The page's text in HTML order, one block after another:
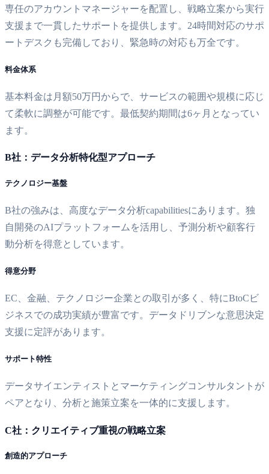
専任のアカウントマネージャーを配置し、戦略立案から実行
支援まで一貫したサポートを提供します。24時間対応のサポ
ートデスクも完備しており、緊急時の対応も万全です。
料金体系
基本料金は月額50万円からで、サービスの範囲や規模に応じ
て柔軟に調整が可能です。最低契約期間は6ヶ月となってい
ます。
B社：データ分析特化型アプローチ
テクノロジー基盤
B社の強みは、高度なデータ分析capabilitiesにあります。独
自開発のAIプラットフォームを活用し、予測分析や顧客行
動分析を得意としています。
得意分野
EC、金融、テクノロジー企業との取引が多く、特にBtoCビ
ジネスでの成功実績が豊富です。データドリブンな意思決定
支援に定評があります。
サポート特性
データサイエンティストとマーケティングコンサルタントが
ペアとなり、分析と施策立案を一体的に支援します。
C社：クリエイティブ重視の戦略立案
創造的アプローチ